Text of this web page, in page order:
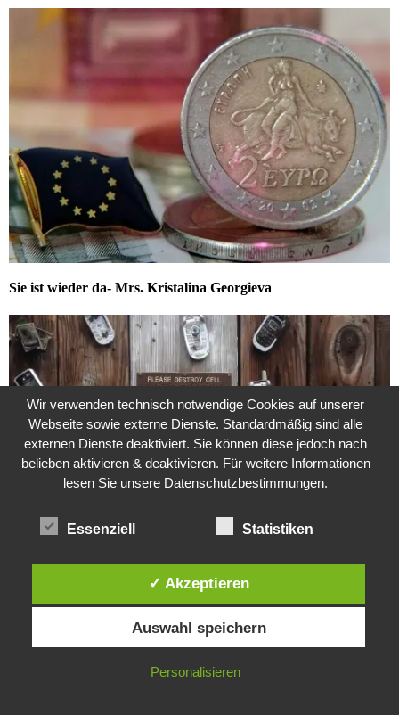
Sie ist wieder da- Mrs. Kristalina Georgieva
Unerträglicher Telefonterror von +491739754716 und
+491621583400
Diese Website verwendet Cookies. Durch die weitere Nutzung dieser
Website stimmst du der Verwendung von Cookies zu.
IN ORDNUNG
Wir verwenden technisch notwendige Cookies auf unserer
Webseite sowie externe Dienste. Standardmäßig sind alle
externen Dienste deaktiviert. Sie können diese jedoch nach
belieben aktivieren & deaktivieren. Für weitere Informationen
lesen Sie unsere Datenschutzbestimmungen.
Essenziell Statistiken
✓ Akzeptieren
Auswahl speichern
Personalisieren